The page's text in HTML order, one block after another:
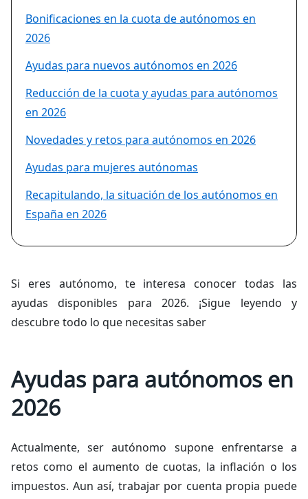
Bonificaciones en la cuota de autónomos en
2026
Ayudas para nuevos autónomos en 2026
Reducción de la cuota y ayudas para autónomos
en 2026
Novedades y retos para autónomos en 2026
Ayudas para mujeres autónomas
Recapitulando, la situación de los autónomos en
España en 2026
Si eres autónomo, te interesa conocer todas las
ayudas disponibles para 2026. ¡Sigue leyendo y
descubre todo lo que necesitas saber
Ayudas para autónomos en
2026
Actualmente, ser autónomo supone enfrentarse a
retos como el aumento de cuotas, la inflación o los
impuestos. Aun así, trabajar por cuenta propia puede